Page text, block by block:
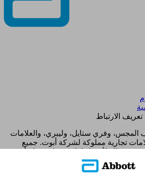
الارتباط
غلاف المجس، وفري ستايل، وليبري، والعلامات
تجارية مملوكة لشركة أبوت. جميع
هي ملك لأصحابها. لا يجوز استخدام أي
تجاري، أو تصميم تجاري مملوك لشركة أبوت
الحصول على تصريح كتابي مسبق من شركة